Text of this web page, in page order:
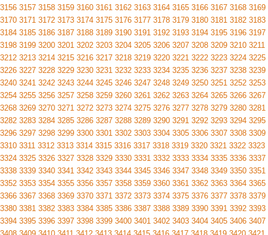
3156 3157 3158 3159 3160 3161 3162 3163 3164 3165 3166 3167 3168 3169
3170 3171 3172 3173 3174 3175 3176 3177 3178 3179 3180 3181 3182 3183
3184 3185 3186 3187 3188 3189 3190 3191 3192 3193 3194 3195 3196 3197
3198 3199 3200 3201 3202 3203 3204 3205 3206 3207 3208 3209 3210 3211
3212 3213 3214 3215 3216 3217 3218 3219 3220 3221 3222 3223 3224 3225
3226 3227 3228 3229 3230 3231 3232 3233 3234 3235 3236 3237 3238 3239
3240 3241 3242 3243 3244 3245 3246 3247 3248 3249 3250 3251 3252 3253
3254 3255 3256 3257 3258 3259 3260 3261 3262 3263 3264 3265 3266 3267
3268 3269 3270 3271 3272 3273 3274 3275 3276 3277 3278 3279 3280 3281
3282 3283 3284 3285 3286 3287 3288 3289 3290 3291 3292 3293 3294 3295
3296 3297 3298 3299 3300 3301 3302 3303 3304 3305 3306 3307 3308 3309
3310 3311 3312 3313 3314 3315 3316 3317 3318 3319 3320 3321 3322 3323
3324 3325 3326 3327 3328 3329 3330 3331 3332 3333 3334 3335 3336 3337
3338 3339 3340 3341 3342 3343 3344 3345 3346 3347 3348 3349 3350 3351
3352 3353 3354 3355 3356 3357 3358 3359 3360 3361 3362 3363 3364 3365
3366 3367 3368 3369 3370 3371 3372 3373 3374 3375 3376 3377 3378 3379
3380 3381 3382 3383 3384 3385 3386 3387 3388 3389 3390 3391 3392 3393
3394 3395 3396 3397 3398 3399 3400 3401 3402 3403 3404 3405 3406 3407